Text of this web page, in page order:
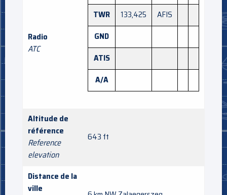
Radio
ATC
TWR
133,425
AFIS
GND
ATIS
A/A
Altitude de
référence
Reference
elevation
643 ft
Distance de la
ville